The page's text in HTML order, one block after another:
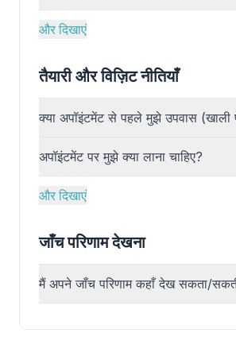
और दिखाएं
तैयारी और विज़िट नीतियाँ
क्या अपॉइंटमेंट से पहले मुझे उपवास (खाली
अपॉइंटमेंट पर मुझे क्या लाना चाहिए?
और दिखाएं
जाँच परिणाम देखना
मैं अपने जाँच परिणाम कहाँ देख सकता/